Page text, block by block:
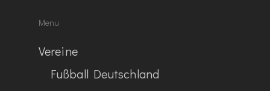
Menu
Vereine
Fußball Deutschland